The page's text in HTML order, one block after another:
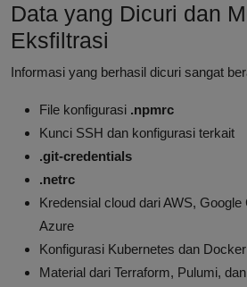
Data yang Dicuri dan
Eksfiltrasi
Informasi yang berhasil dicuri sangat
File konfigurasi .npmrc
Kunci SSH dan konfigurasi terkait
.git-credentials
.netrc
Kredensial cloud dari AWS,
Azure
Konfigurasi Kubernetes dan Docker
Material dari Terraform, Pulumi,